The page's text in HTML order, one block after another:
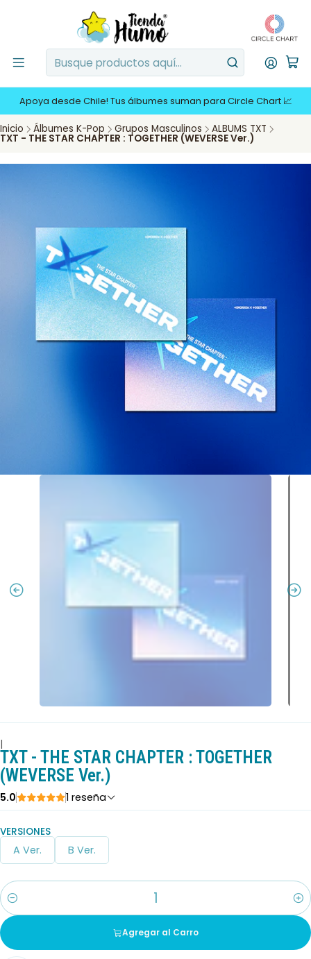
Apoya desde Chile! Tus álbumes suman para Circle Chart 📈
Inicio Álbumes K-Pop Grupos Masculinos ALBUMS TXT
TXT - THE STAR CHAPTER : TOGETHER (WEVERSE Ver.)
|
TXT - THE STAR CHAPTER : TOGETHER
(WEVERSE Ver.)
5.0 1 reseña
VERSIONES
A Ver. B Ver.
Cantidad
Agregar al Carro